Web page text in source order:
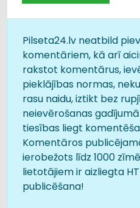
Pilseta24.lv neatbild
komentāriem, kā arī
rakstot komentārus,
pieklājības normas,
rasu naidu, iztikt bez
neievērošanas
tiesības liegt
Komentāros
ierobežots līdz 1000
lietotājiem ir aizliegta
publicēšana!